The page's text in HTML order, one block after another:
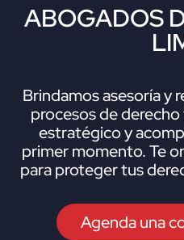
ABOGADOS
Brindamos asesoría y
procesos de
estratégico y
primer momento. Te
para proteger tus
Agenda una